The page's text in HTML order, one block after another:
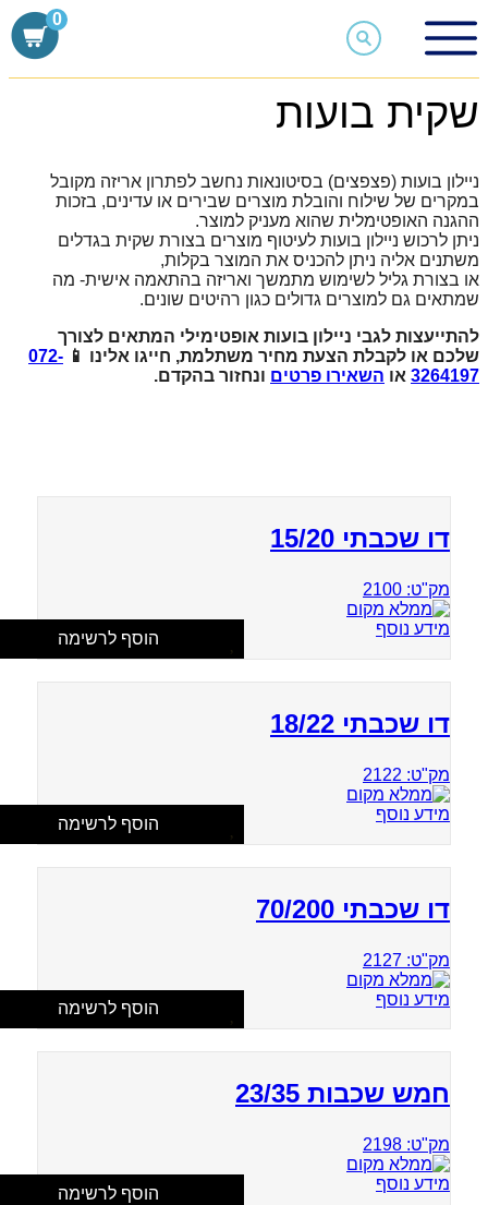
Skip
to
content
0
מוצרי אריזה
שקית בועות
שקית בועות
ניילון בועות (פצפצים) בסיטונאות נחשב לפתרון אריזה מקובל
במקרים של שילוח והובלת מוצרים שבירים או עדינים, בזכות
ההגנה האופטימלית שהוא מעניק למוצר.
ניתן לרכוש ניילון בועות לעיטוף מוצרים בצורת שקית בגדלים
משתנים אליה ניתן להכניס את המוצר בקלות,
או בצורת גליל לשימוש מתמשך ואריזה בהתאמה אישית- מה
שמתאים גם למוצרים גדולים כגון רהיטים שונים.
להתייעצות לגבי ניילון בועות אופטימילי המתאים לצורך
שלכם או לקבלת הצעת מחיר משתלמת, חייגו אלינו 📱 072-
3264197 או השאירו פרטים ונחזור בהקדם.
דו שכבתי 15/20
מק"ט: 2100
מידע נוסף
הוסף לרשימה
דו שכבתי 18/22
מק"ט: 2122
מידע נוסף
הוסף לרשימה
דו שכבתי 70/200
מק"ט: 2127
מידע נוסף
הוסף לרשימה
חמש שכבות 23/35
מק"ט: 2198
מידע נוסף
הוסף לרשימה